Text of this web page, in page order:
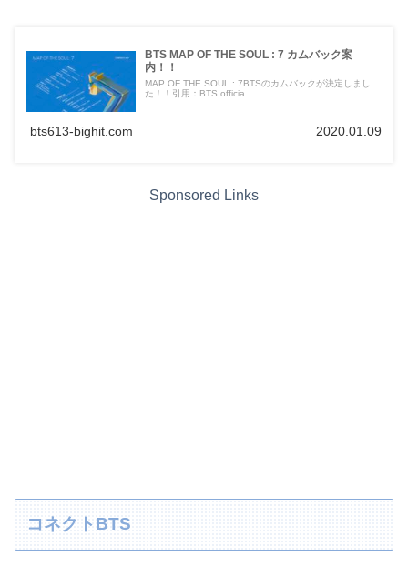
BTS MAP OF THE SOUL : 7 カムバック案
内！！
MAP OF THE SOUL : 7BTSのカムバックが決定しまし
た！！引用：BTS officia...
bts613-bighit.com 2020.01.09
Sponsored Links
コネクトBTS